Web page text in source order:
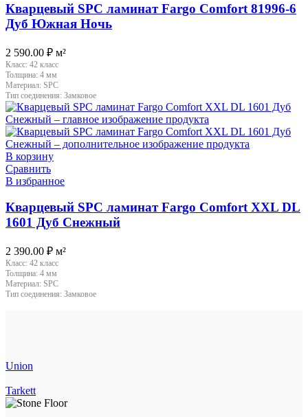
Кварцевый SPC ламинат Fargo Comfort 81996-6
Дуб Южная Ночь
2 590.00 ₽ м²
Класс: 42 класс
Толщина: 4 мм
Материал: SPC
Тип соединения: Замковое
В корзину
Сравнить
В избранное
Кварцевый SPC ламинат Fargo Comfort XXL DL
1601 Дуб Снежный
2 390.00 ₽ м²
Класс: 42 класс
Толщина: 4 мм
Материал: SPC
Тип соединения: Замковое
Union
Tarkett